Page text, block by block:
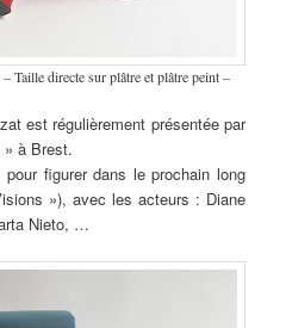
Taille directe sur plâtre et plâtre peint –
est régulièrement présentée par
» à Brest.
figurer dans le prochain long
»), avec les acteurs : Diane
Nieto, …